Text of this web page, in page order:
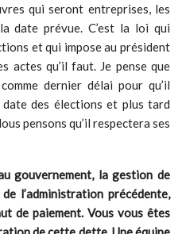
qui seront entreprises, les
date prévue. C’est la loi qui
et qui impose au président
actes qu’il faut. Je pense que
dernier délai pour qu’il
des élections et plus tard
pensons qu’il respectera ses
gouvernement, la gestion de
l’administration précédente,
de paiement. Vous vous êtes